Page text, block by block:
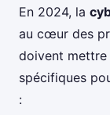
En 2024, la
au cœur des
doivent
spécifiques
: